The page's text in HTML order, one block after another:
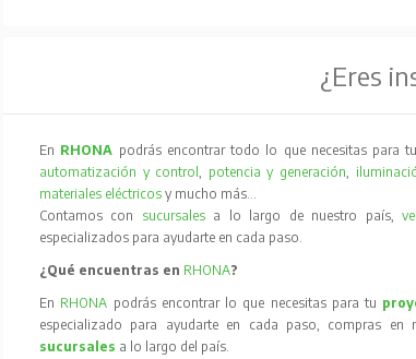
¿Eres
En RHONA podrás encontrar todo lo que necesitas para
automatización y control, potencia y generación,
materiales eléctricos y mucho más…
Contamos con sucursales a lo largo de nuestro país,
especializados para ayudarte en cada paso.
¿Qué encuentras en RHONA?
En RHONA podrás encontrar lo que necesitas para tu
especializado para ayudarte en cada paso, compras en
sucursales a lo largo del país.